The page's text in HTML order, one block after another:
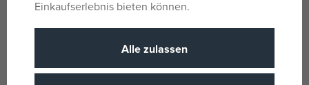
Branche, das die oben genannte Baumwolle verwendet.
Größe 42 cm.
Verpackt in einer Geschenkbox.
Altersempfehlung ab 3 Jahren.
Einkaufserlebnis bieten können.
Alle zulassen